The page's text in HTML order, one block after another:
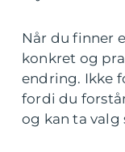
Når du finner
konkret og
endring. Ikke
fordi du
og kan ta valg